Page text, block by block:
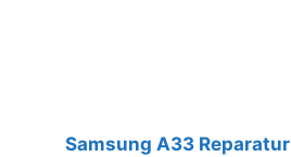
Samsung A33 Reparatur